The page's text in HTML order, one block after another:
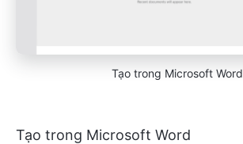
Tạo trong Microsoft Word
Tạo trong Microsoft Word